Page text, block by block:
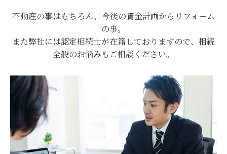
不動産の事はもちろん、今後の資金計画からリフォーム
の事。
また弊社には認定相続士が在籍しておりますので、相続
全般のお悩みもご相談ください。